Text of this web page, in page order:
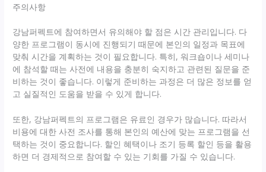
주의사항
강남퍼펙트에 참여하면서 유의해야 할 점은 시간 관리입니다. 다
양한 프로그램이 동시에 진행되기 때문에 본인의 일정과 목표에
맞춰 시간을 계획하는 것이 필요합니다. 특히, 워크숍이나 세미나
에 참석할 때는 사전에 내용을 충분히 숙지하고 관련된 질문을 준
비하는 것이 좋습니다. 이렇게 준비하는 과정은 더 많은 정보를 얻
고 실질적인 도움을 받을 수 있게 합니다.
또한, 강남퍼펙트의 프로그램은 유료인 경우가 많습니다. 따라서
비용에 대한 사전 조사를 통해 본인의 예산에 맞는 프로그램을 선
택하는 것이 중요합니다. 할인 혜택이나 조기 등록 할인 등을 활용
하면 더 경제적으로 참여할 수 있는 기회를 가질 수 있습니다.